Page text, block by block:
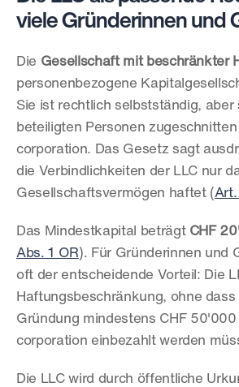
viele Gründerinnen und
Die Gesellschaft mit beschränkter
personenbezogene
Sie ist rechtlich selbstständig, aber
beteiligten Personen
corporation. Das Gesetz sagt
die Verbindlichkeiten der LLC nur
Gesellschaftsvermögen haftet (Art.
Das Mindestkapital beträgt CHF
Abs. 1 OR). Für Gründerinnen und
oft der entscheidende Vorteil: Die
Haftungsbeschränkung, ohne dass
Gründung mindestens CHF
corporation einbezahlt werden
Die LLC wird durch öffentliche